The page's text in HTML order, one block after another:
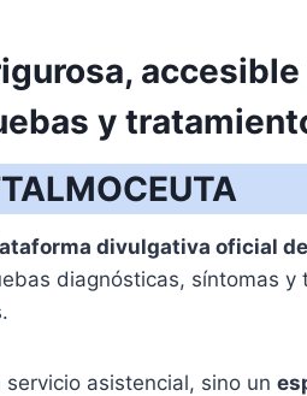
y
divulgativa oficial
diagnósticas, síntomas
asistencial, sino un